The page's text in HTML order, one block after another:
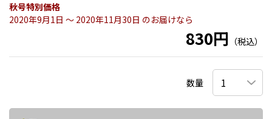
秋号特別価格
2020年9月1日 〜 2020年11月30日 のお届けなら
830円 （税込）
数量